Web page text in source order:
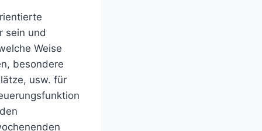
sein und
Weise
besondere
usw. für